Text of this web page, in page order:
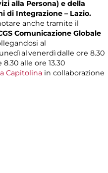
alla Persona) e della
di Integrazione – Lazio.
anche tramite il
Comunicazione Globale
al
al venerdì dalle ore 8.30
8.30 alle ore 13.30
Capitolina in collaborazione